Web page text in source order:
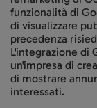
funzionalità di
di visualizzare
precedenza
L'integrazione di
un'impresa di
di mostrare
interessati.